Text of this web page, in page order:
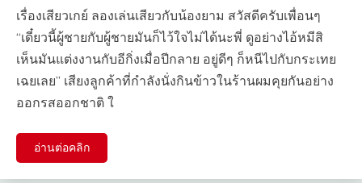
เรื่องเสียวเกย์ ลองเล่นเสียวกับน้องยาม สวัสดีครับเพื่อนๆ
“เดี๋ยวนี้ผู้ชายกับผู้ชายมันก็ไว้ใจไม่ได้นะพี่ ดูอย่างไอ้หมีสิ
เห็นมันแต่งงานกับอีกิ่งเมื่อปีกลาย อยู่ดีๆ ก็หนีไปกับกระเทย
เฉยเลย” เสียงลูกค้าที่กำลังนั่งกินข้าวในร้านผมคุยกันอย่าง
ออกรสออกชาติ ใ
อ่านต่อคลิก